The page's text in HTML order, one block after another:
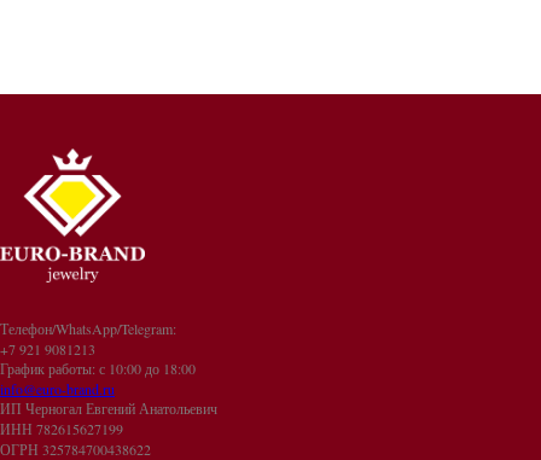
Телефон/WhatsApp/Telegram:
+7 921 9081213
График работы: с 10:00 до 18:00
info@euro-brand.ru
ИП Черногал Евгений Анатольевич
ИНН 782615627199
ОГРН 325784700438622